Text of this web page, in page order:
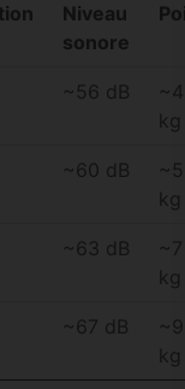
Niveau
sonore
~56 dB
~4
kg
~60 dB
~5
kg
~63 dB
~7
kg
~67 dB
~9
kg